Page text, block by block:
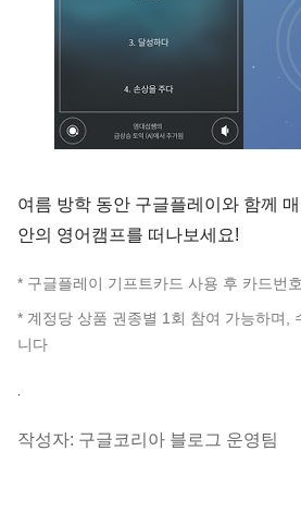
여름 방학 동안 구글플레이와 함께
안의 영어캠프를 떠나보세요!
* 구글플레이 기프트카드 사용 후 카드번
* 계정당 상품 권종별 1회 참여 가능하며,
니다
작성자: 구글코리아 블로그 운영팀